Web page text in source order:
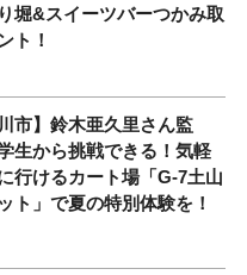
堀&スイーツバーつかみ取
ト！
市】鈴木亜久里さん監
生から挑戦できる！気軽
行けるカート場「G-7土山
ト」で夏の特別体験を！